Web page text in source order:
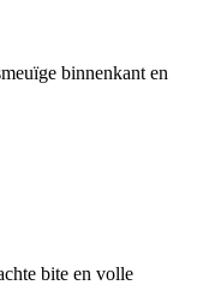
binnenkant en
bite en volle